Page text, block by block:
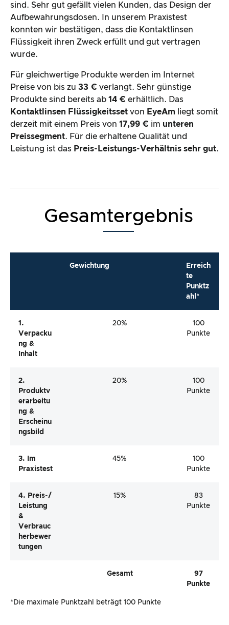
sind. Sehr gut gefällt vielen Kunden, das Design der
Aufbewahrungsdosen. In unserem Praxistest
konnten wir bestätigen, dass die Kontaktlinsen
Flüssigkeit ihren Zweck erfüllt und gut vertragen
wurde.
Für gleichwertige Produkte werden im Internet
Preise von bis zu 33 € verlangt. Sehr günstige
Produkte sind bereits ab 14 € erhältlich. Das
Kontaktlinsen Flüssigkeitsset von EyeAm
liegt somit
derzeit mit einem Preis von 17,99 € im unteren
Preissegment. Für die erhaltene Qualität und
Leistung ist das Preis-Leistungs-Verhältnis sehr gut.
Gesamtergebnis
Gewichtung
Erreich
te
Punktz
ahl*
1.
Verpacku
Ng &
Inhalt
20%
100
Punkte
2.
Produktv
Erarbeitu
Ng &
Erscheinu
Ngsbild
20%
100
Punkte
3. Im
Praxistest
45%
100
Punkte
4. Preis-/
Leistung
&
Verbrauc
Herbewer
Tungen
15%
83
Punkte
Gesamt
97
Punkte
*Die maximale Punktzahl beträgt 100 Punkte